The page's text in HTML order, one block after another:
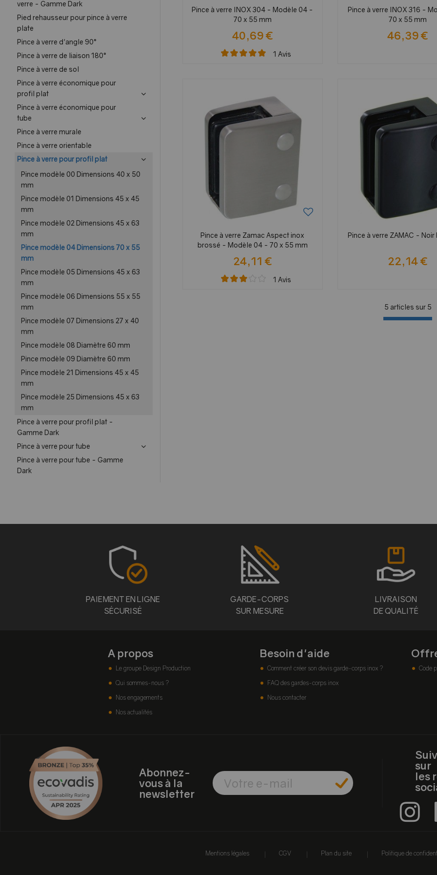
verre - Gamme Dark
Pied rehausseur pour pince à verre
plate
Pince à verre d'angle 90°
Pince à verre de liaison 180°
Pince à verre de sol
Pince à verre économique pour
profil plat
Pince à verre économique pour
tube
Pince à verre murale
Pince à verre orientable
Pince à verre pour profil plat
Pince modèle 00 Dimensions 40 x 50
mm
Pince modèle 01 Dimensions 45 x 45
mm
Pince modèle 02 Dimensions 45 x 63
mm
Pince modèle 04 Dimensions 70 x 55
mm
Pince modèle 05 Dimensions 45 x 63
mm
Pince modèle 06 Dimensions 55 x 55
mm
Pince modèle 07 Dimensions 27 x 40
mm
Pince modèle 08 Diamètre 60 mm
Pince modèle 09 Diamètre 60 mm
Pince modèle 21 Dimensions 45 x 45
mm
Pince modèle 25 Dimensions 45 x 63
mm
Pince à verre pour profil plat -
Gamme Dark
Pince à verre pour tube
Pince à verre pour tube - Gamme
Dark
Pince à verre INOX 304 - Modèle 04 -
70 x 55 mm
40,69 €
1 Avis
Pince à verre INOX 316 -
70 x 55 mm
46,39 €
Pince à verre Zamac Aspect inox
brossé - Modèle 04 - 70 x 55 mm
24,11 €
1 Avis
Pince à verre ZAMAC - Noir
22,14 €
5 articles sur 5
PAIEMENT EN LIGNE
SÉCURISÉ
GARDE-CORPS
SUR MESURE
LIVRAISON
DE QUALITÉ
A propos
Le groupe Design Production
Qui sommes-nous ?
Nos engagements
Nos actualités
Besoin d'aide
Comment créer son devis garde-corps inox ?
FAQ des gardes-corps inox
Nous contacter
Code
Abonnez-
vous à la
newsletter
sur
les
Mentions légales | CGV | Plan du site | Politique de